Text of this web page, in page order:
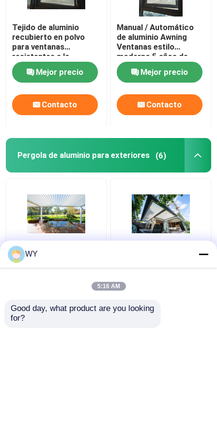
Tejido de aluminio
recubierto en polvo
para ventanas
resistentes a la
intemperie con
insectos / pantalla
solar
Mejor precio
Contacto
Manual / Automático
de aluminio Awning
Ventanas estilo
moderno 5 años de
garantía
Mejor precio
Contacto
Pergola de aluminio para exteriores (6)
Revestimiento en polvo
de pergola de aluminio
exteriores
WY
5:16 AM
Good day, what product are you looking
for?